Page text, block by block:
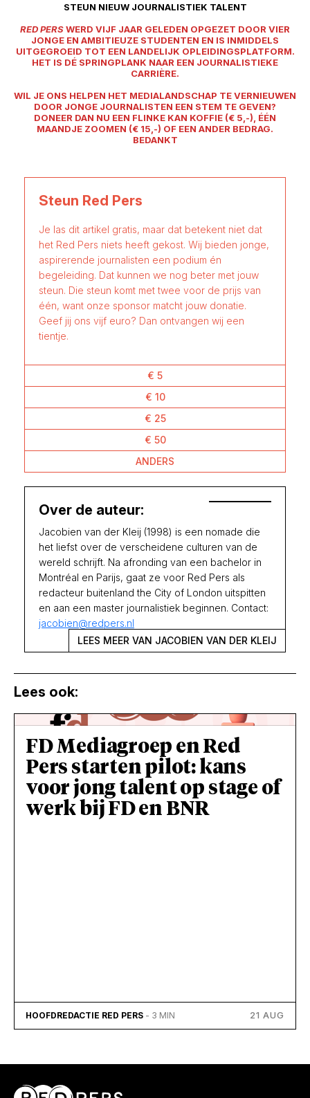
STEUN NIEUW JOURNALISTIEK TALENT
RED PERSWERD VIJF JAAR GELEDEN OPGEZET DOOR VIER
JONGE EN AMBITIEUZE STUDENTEN EN IS INMIDDELS
UITGEGROEID TOT EEN LANDELIJK OPLEIDINGSPLATFORM.
HET IS DÉ SPRINGPLANK NAAR EEN JOURNALISTIEKE
CARRIÈRE.
WIL JE ONS HELPEN HET MEDIALANDSCHAP TE VERNIEUWEN
DOOR JONGE JOURNALISTEN EEN STEM TE GEVEN?
DONEER DAN NU EEN FLINKE KAN KOFFIE (€ 5,-), ÉÉN
MAANDJE ZOOMEN (€ 15,-) OF EEN ANDER BEDRAG.
BEDANKT
Steun Red Pers
Je las dit artikel gratis, maar dat betekent niet dat
het Red Pers niets heeft gekost. Wij bieden jonge,
aspirerende journalisten een podium én
begeleiding. Dat kunnen we nog beter met jouw
steun. Die steun komt met twee voor de prijs van
één, want onze sponsor matcht jouw donatie.
Geef jij ons vijf euro? Dan ontvangen wij een
tientje.
€ 5
€ 10
€ 25
€ 50
ANDERS
Over de auteur:
Jacobien van der Kleij (1998) is een nomade die
het liefst over de verscheidene culturen van de
wereld schrijft. Na afronding van een bachelor in
Montréal en Parijs, gaat ze voor Red Pers als
redacteur buitenland the City of London uitspitten
en aan een master journalistiek beginnen. Contact:
jacobien@redpers.nl
LEES MEER VAN JACOBIEN VAN DER KLEIJ
Lees ook:
FD Mediagroep en Red
Pers starten pilot: kans
voor jong talent op stage of
werk bij FD en BNR
HOOFDREDACTIE RED PERS - 3 MIN 21 AUG